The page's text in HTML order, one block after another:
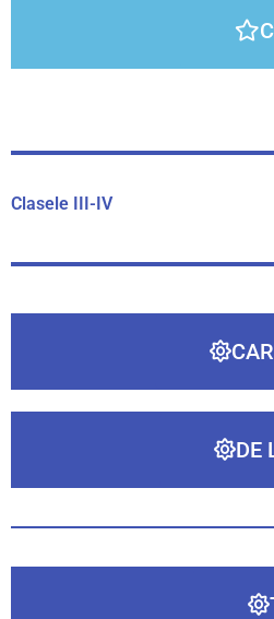
Clasele III-IV
DE